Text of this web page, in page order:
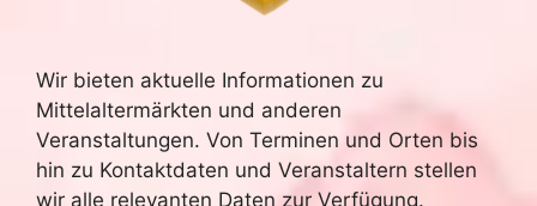
Wir bieten aktuelle Informationen zu
Mittelaltermärkten und anderen
Veranstaltungen. Von Terminen und Orten bis
hin zu Kontaktdaten und Veranstaltern stellen
wir alle relevanten Daten zur Verfügung.